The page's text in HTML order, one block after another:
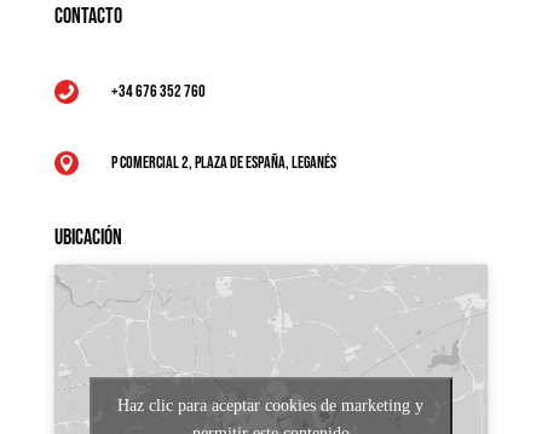
Contacto
 +34 676 352 760
 P Comercial 2, Plaza de España, Leganés
Ubicación
Haz clic para aceptar cookies de marketing y